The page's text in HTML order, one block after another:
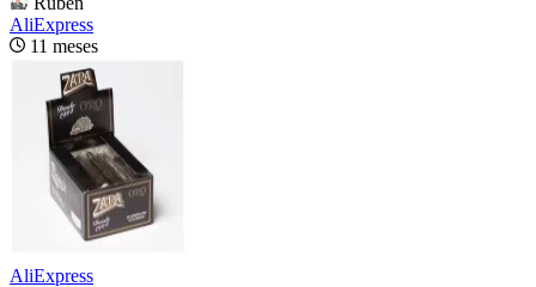
AliExpress
11 meses
AliExpress